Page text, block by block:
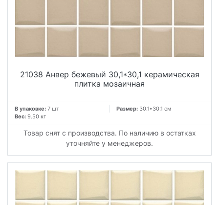
21038 Анвер бежевый 30,1*30,1 керамическая
плитка мозаичная
В упаковке: 7 шт Размер: 30.1*30.1 см
Вес: 9.50 кг
Товар снят с производства. По наличию в остатках
уточняйте у менеджеров.